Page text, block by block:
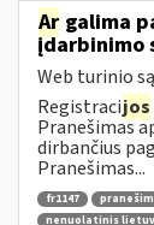
Ar galima
įdarbinimo
Web turinio
Registracijos
Pranešimas
dirbančius
Pranešimas...
fr1147
nenuolatinis